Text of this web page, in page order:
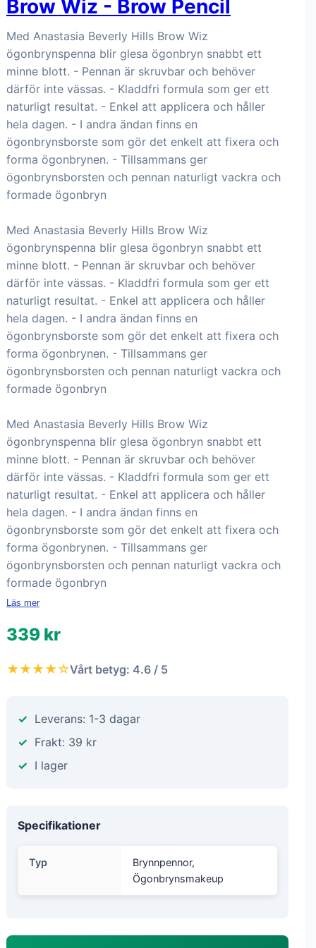
Brow Wiz - Brow Pencil
Med Anastasia Beverly Hills Brow Wiz
ögonbrynspenna blir glesa ögonbryn snabbt ett
minne blott. - Pennan är skruvbar och behöver
därför inte vässas. - Kladdfri formula som ger ett
naturligt resultat. - Enkel att applicera och håller
hela dagen. - I andra ändan finns en
ögonbrynsborste som gör det enkelt att fixera och
forma ögonbrynen. - Tillsammans ger
ögonbrynsborsten och pennan naturligt vackra och
formade ögonbryn
Med Anastasia Beverly Hills Brow Wiz
ögonbrynspenna blir glesa ögonbryn snabbt ett
minne blott. - Pennan är skruvbar och behöver
därför inte vässas. - Kladdfri formula som ger ett
naturligt resultat. - Enkel att applicera och håller
hela dagen. - I andra ändan finns en
ögonbrynsborste som gör det enkelt att fixera och
forma ögonbrynen. - Tillsammans ger
ögonbrynsborsten och pennan naturligt vackra och
formade ögonbryn
Med Anastasia Beverly Hills Brow Wiz
ögonbrynspenna blir glesa ögonbryn snabbt ett
minne blott. - Pennan är skruvbar och behöver
därför inte vässas. - Kladdfri formula som ger ett
naturligt resultat. - Enkel att applicera och håller
hela dagen. - I andra ändan finns en
ögonbrynsborste som gör det enkelt att fixera och
forma ögonbrynen. - Tillsammans ger
ögonbrynsborsten och pennan naturligt vackra och
formade ögonbryn
Läs mer
339 kr
★★★★☆Vårt betyg: 4.6 / 5
Leverans: 1-3 dagar
Frakt: 39 kr
I lager
Specifikationer
Typ
Brynnpennor,
Ögonbrynsmakeup